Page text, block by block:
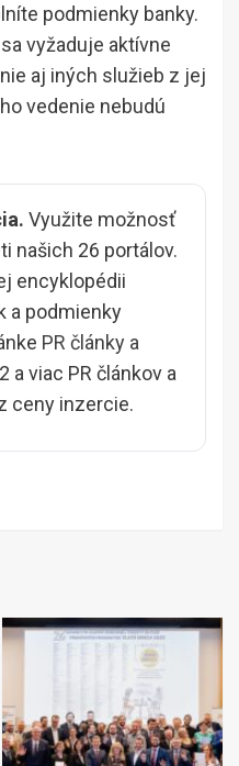
podmienky banky.
vyžaduje aktívne
aj iných služieb z jej
vedenie nebudú
Využite možnosť
našich 26 portálov.
encyklopédii
a podmienky
PR články a
a viac PR článkov a
ceny inzercie.